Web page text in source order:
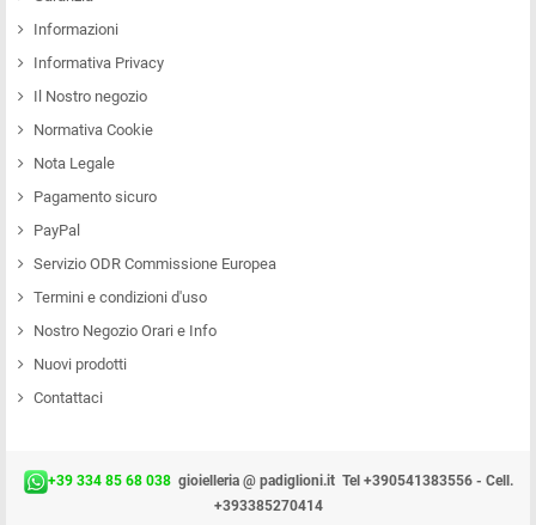
Informazioni
Informativa Privacy
Il Nostro negozio
Normativa Cookie
Nota Legale
Pagamento sicuro
PayPal
Servizio ODR Commissione Europea
Termini e condizioni d'uso
Nostro Negozio Orari e Info
Nuovi prodotti
Contattaci
+39 334 85 68 038 gioielleria @ padiglioni.it Tel +390541383556 - Cell.
+393385270414